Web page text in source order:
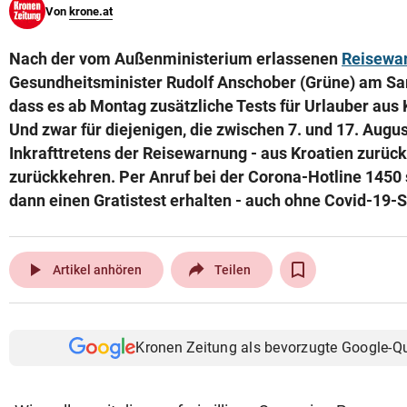
© Krone Multimedia GmbH & Co KG 2026
Von krone.at
Nach der vom Außenministerium erlassenen
Gesundheitsminister Rudolf Anschober (Grüne) am
dass es ab Montag zusätzliche Tests für Urlauber aus
Und zwar für diejenigen, die zwischen 7. und 17.
Inkrafttretens der Reisewarnung - aus Kroatien
zurückkehren. Per Anruf bei der Corona-Hotline
dann einen Gratistest erhalten - auch ohne Covid-19-
play_arrow Artikel anhören Teilen
Kronen Zeitung als bevorzugte Google-